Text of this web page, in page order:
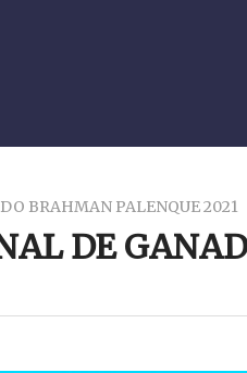
BRAHMAN PALENQUE 2021
DE